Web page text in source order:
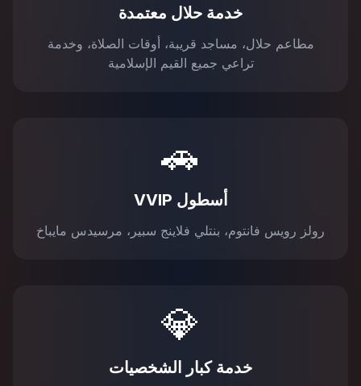
خدمة حلال معتمدة
مطاعم حلال، مساجد قريبة، أوقات الصلاة، وخدمة
تراعي جميع القيم الإسلامية
🚗
أسطول VVIP
رولز رويس فانتوم، بنتلي فلاينج سبير، مرسيدس مايباخ
💎
خدمة كبار الشخصيات